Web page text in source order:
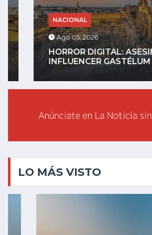
NACIONAL
Ago 05, 2026
HORROR DIGITAL: ASESINAN A
INFLUENCER GASTÉLUM EN...
LO MÁS VISTO